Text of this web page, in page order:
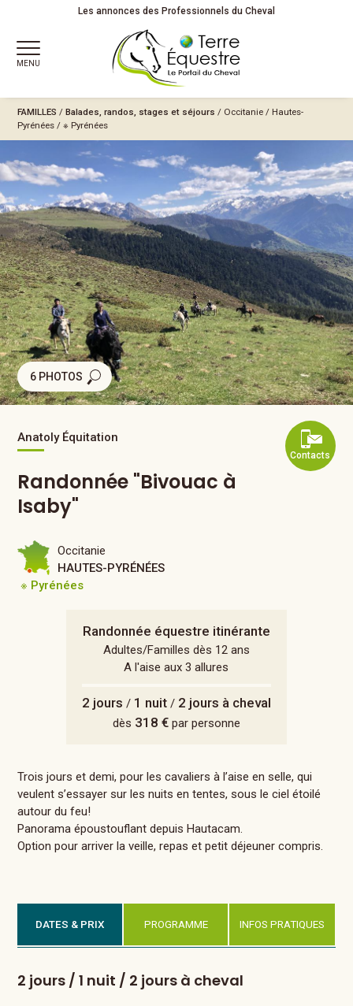
Les annonces des Professionnels du Cheval
MENU
FAMILLES /Balades, randos, stages et séjours / Occitanie / Hautes-
Pyrénées /※ Pyrénées
6 PHOTOS
Contacts
Anatoly Équitation
Randonnée "Bivouac à
Isaby"
Randonnée équestre itinérante
Adultes/Familles dès 12 ans
A l'aise aux 3 allures
2 jours / 1 nuit/ 2 jours à cheval
dès 318 €par personne
Occitanie
HAUTES-PYRÉNÉES
※ Pyrénées
Trois jours et demi, pour les cavaliers à l’aise en selle, qui
veulent s’essayer sur les nuits en tentes, sous le ciel étoilé
autour du feu!
Panorama époustouflant depuis Hautacam.
Option pour arriver la veille, repas et petit déjeuner compris.
DATES & PRIX PROGRAMME INFOS PRATIQUES
2 jours / 1 nuit / 2 jours à cheval